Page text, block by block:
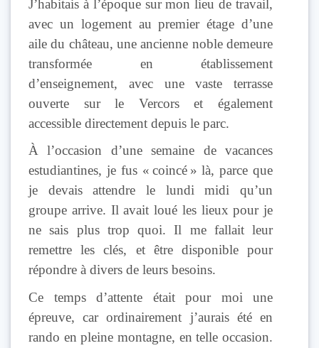
J’habitais à l’époque sur mon lieu de travail,
avec un logement au premier étage d’une
aile du château, une ancienne noble demeure
transformée en établissement
d’enseignement, avec une vaste terrasse
ouverte sur le Vercors et également
accessible directement depuis le parc.
À l’occasion d’une semaine de vacances
estudiantines, je fus « coincé » là, parce que
je devais attendre le lundi midi qu’un
groupe arrive. Il avait loué les lieux pour je
ne sais plus trop quoi. Il me fallait leur
remettre les clés, et être disponible pour
répondre à divers de leurs besoins.
Ce temps d’attente était pour moi une
épreuve, car ordinairement j’aurais été en
rando en pleine montagne, en telle occasion.